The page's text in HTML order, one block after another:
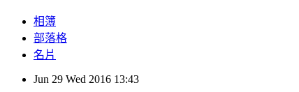
相簿
部落格
名片
Jun 29 Wed 2016 13:43